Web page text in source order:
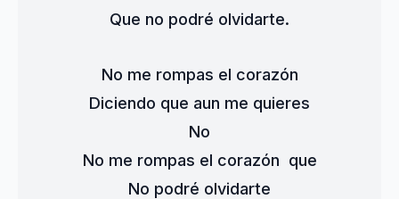
Que no podré olvidarte.
No me rompas el corazón
Diciendo que aun me quieres
No
No me rompas el corazón  que
No podré olvidarte